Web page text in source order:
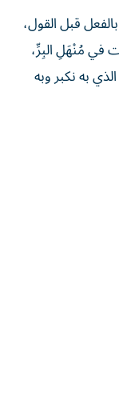
قبل القول،
في مُنْهَلِ البِرِّ،
به نكبر وبه